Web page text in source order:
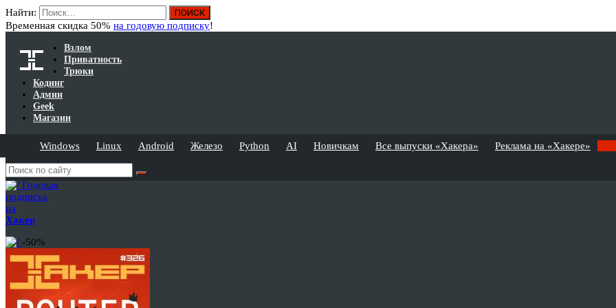
Найти:
Временная скидка 50% на годовую подписку!
Взлом
Приватность
Трюки
Кодинг
Админ
Geek
Магазин
Windows Linux Android Железо Python AI Новичкам Все выпуски «Хакера» Реклама на «Хакере»
Годовая
подписка
на
Хакер
-50%